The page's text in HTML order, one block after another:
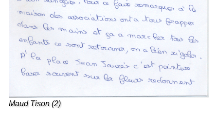
Maud Tison (2)